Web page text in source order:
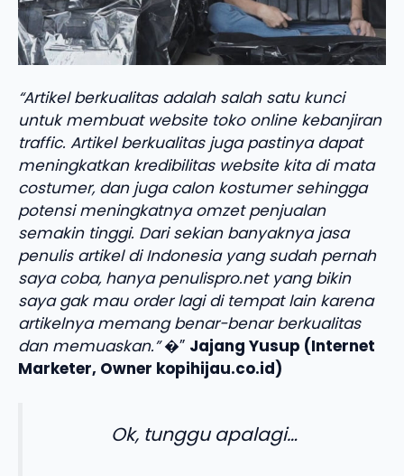
“Artikel berkualitas adalah salah satu kunci
untuk membuat website toko online kebanjiran
traffic. Artikel berkualitas juga pastinya dapat
meningkatkan kredibilitas website kita di mata
costumer, dan juga calon kostumer sehingga
potensi meningkatnya omzet penjualan
semakin tinggi. Dari sekian banyaknya jasa
penulis artikel di Indonesia yang sudah pernah
saya coba, hanya penulispro.net yang bikin
saya gak mau order lagi di tempat lain karena
artikelnya memang benar-benar berkualitas
dan memuaskan.”�” Jajang Yusup (Internet
Marketer, Owner kopihijau.co.id)
Ok, tunggu apalagi…